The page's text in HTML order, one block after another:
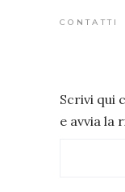
CONTATTI
Scrivi qui
e avvia la